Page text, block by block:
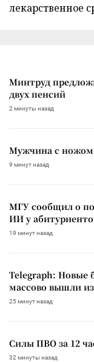
лекарственное
Минтруд
двух пенсий
2 минуты назад
Мужчина с ножом
9 минут назад
МГУ сообщил о
ИИ у
19 минут назад
Telegraph: Новые
массово вышли
25 минут назад
Силы ПВО за 12
32 минуты назад